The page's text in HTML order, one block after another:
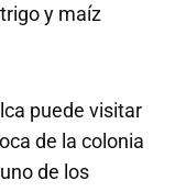
y maíz
puede visitar
de la colonia
de los